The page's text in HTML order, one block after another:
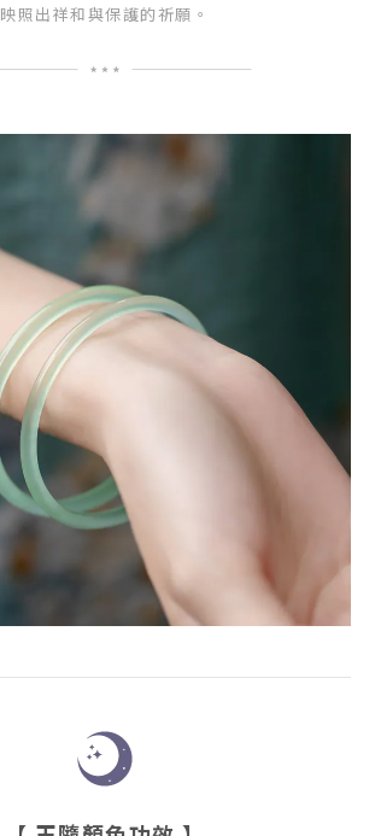
映照出祥和與保護的祈願。